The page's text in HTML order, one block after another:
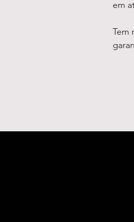
em
Tem